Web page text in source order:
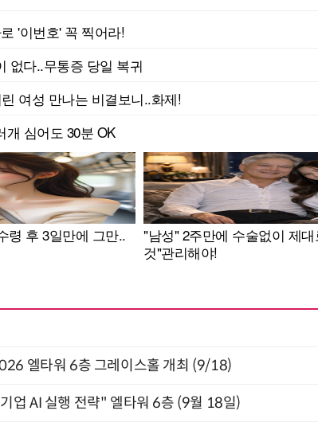
엘타워 6층 그레이스홀 개최 (9/18)
업 AI 실행 전략" 엘타워 6층 (9월 18일)